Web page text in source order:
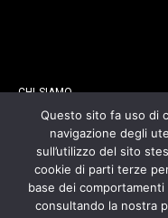
CHI SIAMO
CONTATTI
COOKIES POLICY
Questo sito fa uso di
navigazione degli
sull’utilizzo del sito
cookie di parti terze
base dei
consultando la nostra